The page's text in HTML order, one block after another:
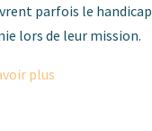
parfois le handicap
lors de leur mission.
plus